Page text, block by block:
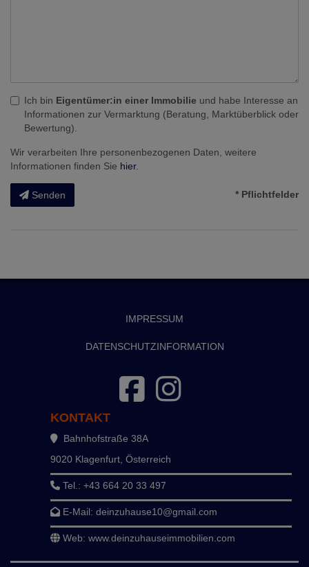
Ich bin Eigentümer:in einer Immobilie und habe Interesse an
Informationen zur Vermarktung (Beratung, Marktüberblick oder
Bewertung).
Wir verarbeiten Ihre personenbezogenen Daten, weitere
Informationen finden Sie hier.
Senden * Pflichtfelder
IMPRESSUM
DATENSCHUTZINFORMATION
KONTAKT
Bahnhofstraße 38A
9020 Klagenfurt, Österreich
Tel.: +43 664 20 33 497
E-Mail: deinzuhause10@gmail.com
Web: www.deinzuhauseimmobilien.com